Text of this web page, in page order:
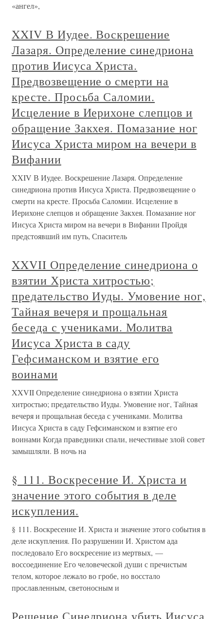
«ангел»,
XXIV В Иудее. Воскрешение
Лазаря. Определение синедриона
против Иисуса Христа.
Предвозвещение о смерти на
кресте. Просьба Саломии.
Исцеление в Иерихоне слепцов и
обращение Закхея. Помазание ног
Иисуса Христа миром на вечери в
Вифании
XXIV В Иудее. Воскрешение Лазаря. Определение
синедриона против Иисуса Христа. Предвозвещение о
смерти на кресте. Просьба Саломии. Исцеление в
Иерихоне слепцов и обращение Закхея. Помазание ног
Иисуса Христа миром на вечери в Вифании Пройдя
предстоявший им путь, Спаситель
XXVII Определение синедриона о
взятии Христа хитростью;
предательство Иуды. Умовение ног,
Тайная вечеря и прощальная
беседа с учениками. Молитва
Иисуса Христа в саду
Гефсиманском и взятие его
воинами
XXVII Определение синедриона о взятии Христа
хитростью; предательство Иуды. Умовение ног, Тайная
вечеря и прощальная беседа с учениками. Молитва
Иисуса Христа в саду Гефсиманском и взятие его
воинами Когда праведники спали, нечестивые злой совет
замышляли. В ночь на
§ 111. Воскресение И. Христа и
значение этого события в деле
искупления.
§ 111. Воскресение И. Христа и значение этого события в
деле искупления. По разрушении И. Христом ада
последовало Его воскресение из мертвых, —
воссоединение Его человеческой души с пречистым
телом, которое лежало во гробе, но восстало
прославленным, светоносным и